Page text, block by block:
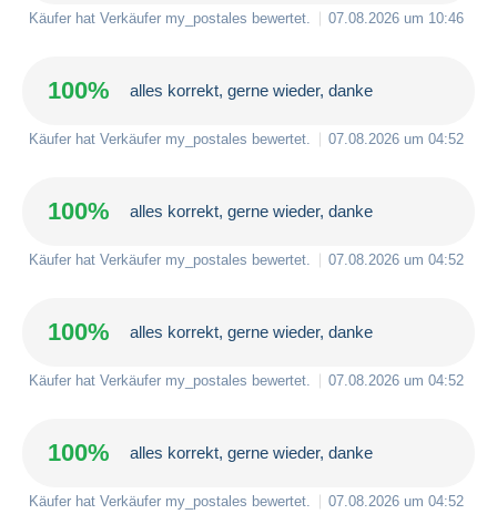
Käufer hat Verkäufer my_postales bewertet. 07.08.2026 um 10:46
100% alles korrekt, gerne wieder, danke
Käufer hat Verkäufer my_postales bewertet. 07.08.2026 um 04:52
100% alles korrekt, gerne wieder, danke
Käufer hat Verkäufer my_postales bewertet. 07.08.2026 um 04:52
100% alles korrekt, gerne wieder, danke
Käufer hat Verkäufer my_postales bewertet. 07.08.2026 um 04:52
100% alles korrekt, gerne wieder, danke
Käufer hat Verkäufer my_postales bewertet. 07.08.2026 um 04:52